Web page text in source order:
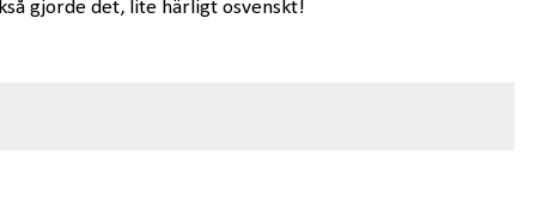
gjorde det, lite härligt osvenskt!